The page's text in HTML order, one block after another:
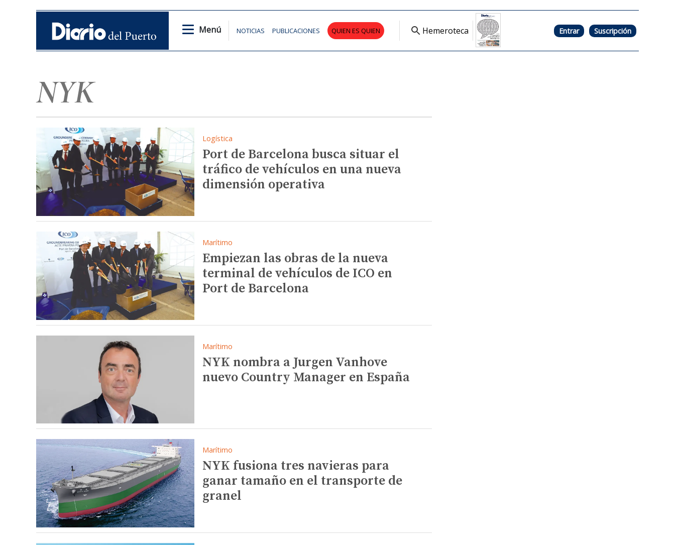
Menú NOTICIAS PUBLICACIONES QUIEN ES QUIEN Hemeroteca Entrar Suscripción
NYK
Logística
Port de Barcelona busca situar el
tráfico de vehículos en una nueva
dimensión operativa
Marítimo
Empiezan las obras de la nueva
terminal de vehículos de ICO en
Port de Barcelona
Marítimo
NYK nombra a Jurgen Vanhove
nuevo Country Manager en España
Marítimo
NYK fusiona tres navieras para
ganar tamaño en el transporte de
granel